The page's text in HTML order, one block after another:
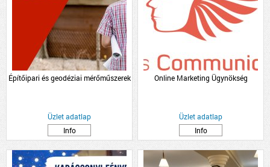
Építőipari és geodéziai mérőműszerek
Üzlet adatlap
Info
Online Marketing Ügynökség
Üzlet adatlap
Info